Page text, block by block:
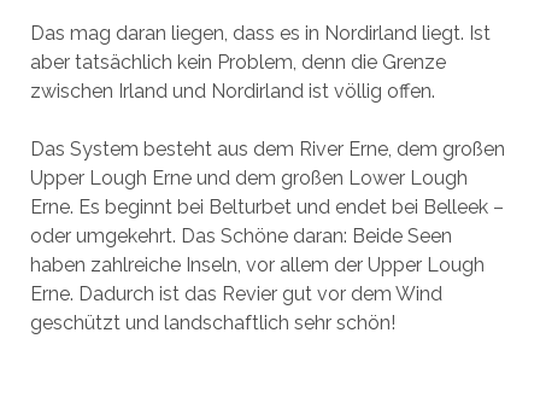
Das mag daran liegen, dass es in Nordirland liegt. Ist
aber tatsächlich kein Problem, denn die Grenze
zwischen Irland und Nordirland ist völlig offen.
Das System besteht aus dem River Erne, dem großen
Upper Lough Erne und dem großen Lower Lough
Erne. Es beginnt bei Belturbet und endet bei Belleek –
oder umgekehrt. Das Schöne daran: Beide Seen
haben zahlreiche Inseln, vor allem der Upper Lough
Erne. Dadurch ist das Revier gut vor dem Wind
geschützt und landschaftlich sehr schön!